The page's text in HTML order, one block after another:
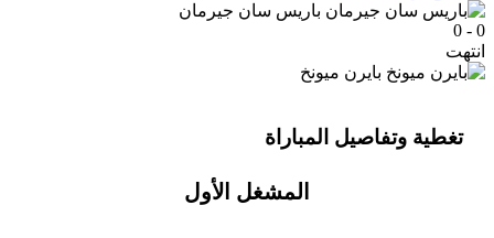
باريس سان جيرمان
0 - 0
انتهت
بايرن ميونخ
تغطية وتفاصيل المباراة
المشغل الأول